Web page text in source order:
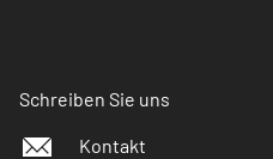
Schreiben Sie uns
Kontakt